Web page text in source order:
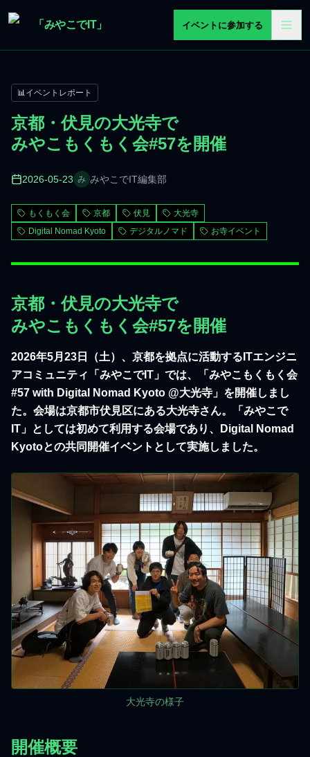
「みやこでIT」
イベントに参加する
📊イベントレポート
京都・伏見の大光寺で
みやこもくもく会#57を開催
2026-05-23 み みやこでIT編集部
もくもく会 京都 伏見
大光寺
Digital Nomad Kyoto
デジタルノマド お寺イベント
京都・伏見の大光寺で
みやこもくもく会#57を開催
2026年5月23日（土）、京都を拠点に活動するITエンジニ
アコミュニティ「みやこでIT」では、「みやこもくもく会
#57 with Digital Nomad Kyoto @大光寺」を開催しまし
た。会場は京都市伏見区にある大光寺さん。「みやこで
IT」としては初めて利用する会場であり、Digital Nomad
Kyotoとの共同開催イベントとして実施しました。
大光寺の様子
開催概要